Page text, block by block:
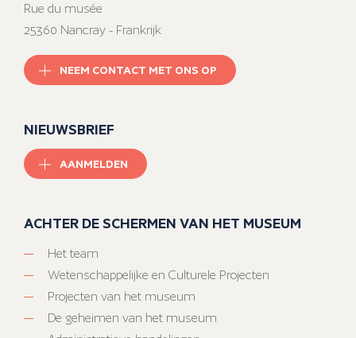
Rue du musée
25360 Nancray - Frankrijk
NEEM CONTACT MET ONS OP
NIEUWSBRIEF
AANMELDEN
ACHTER DE SCHERMEN VAN HET MUSEUM
Het team
Wetenschappelijke en Culturele Projecten
Projecten van het museum
De geheimen van het museum